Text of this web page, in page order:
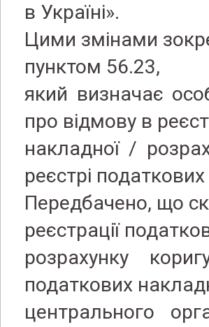
в Україні».
Цими змінами
пунктом 56.23,
який визначає
про відмову в
накладної /
реєстрі
Передбачено, що
реєстрації
розрахунку
податкових
центрального